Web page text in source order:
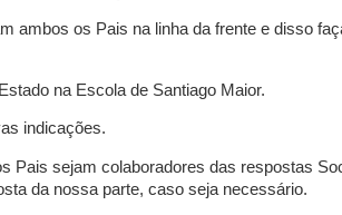
ambos os Pais na linha da frente e disso
na Escola de Santiago Maior.
indicações.
Pais sejam colaboradores das respostas
da nossa parte, caso seja necessário.